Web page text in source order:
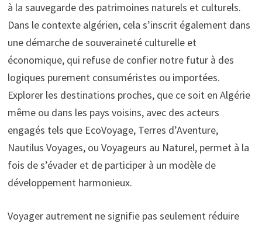
à la sauvegarde des patrimoines naturels et culturels.
Dans le contexte algérien, cela s’inscrit également dans
une démarche de souveraineté culturelle et
économique, qui refuse de confier notre futur à des
logiques purement consuméristes ou importées.
Explorer les destinations proches, que ce soit en Algérie
même ou dans les pays voisins, avec des acteurs
engagés tels que EcoVoyage, Terres d’Aventure,
Nautilus Voyages, ou Voyageurs au Naturel, permet à la
fois de s’évader et de participer à un modèle de
développement harmonieux.
Voyager autrement ne signifie pas seulement réduire